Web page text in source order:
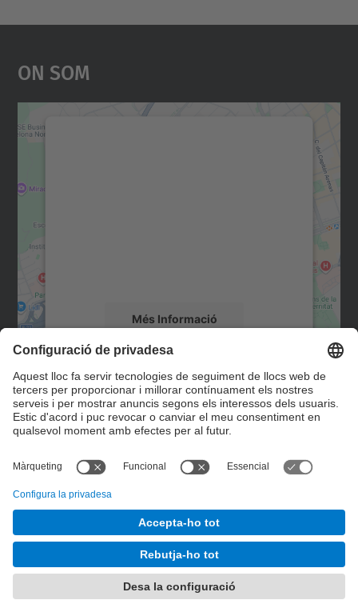
On Som
Més Informació
powered byUsercentrics Consent
Management Platform
Contacte
Formulari de contacte
Desenvolupat amb